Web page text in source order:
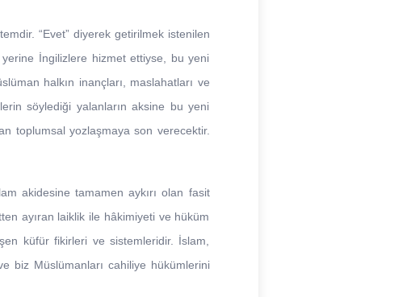
“Evet” diyerek getirilmek istenilen
yerine İngilizlere hizmet ettiyse, bu yeni
halkın inançları, maslahatları ve
söylediği yalanların aksine bu yeni
toplumsal yozlaşmaya son verecektir.
akidesine tamamen aykırı olan fasit
ayıran laiklik ile hâkimiyeti ve hüküm
küfür fikirleri ve sistemleridir. İslam,
biz Müslümanları cahiliye hükümlerini